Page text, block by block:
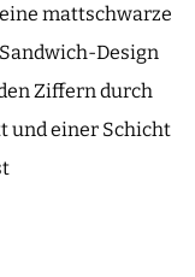
mattschwarze
Design
Ziffern durch
und einer Schicht